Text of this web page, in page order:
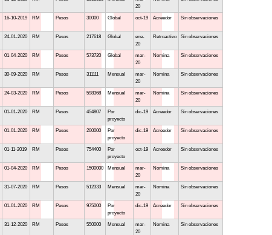
20
16-10-2019 RM Pesos 30000 Global oct-19 Acreedor Sin observaciones
24-01-2020 RM Pesos 217618 Global
ene-
20
Retroactivo Sin observaciones
01-04-2020 RM Pesos 573720 Global
mar-
20
Nomina Sin observaciones
30-09-2020 RM Pesos 311111 Mensual
mar-
20
Nomina Sin observaciones
24-03-2020 RM Pesos 598368 Mensual
mar-
20
Nomina Sin observaciones
01-01-2020 RM Pesos 454807
Por
proyecto
dic-19 Acreedor Sin observaciones
01-01-2020 RM Pesos 200000
Por
proyecto
dic-19 Acreedor Sin observaciones
01-11-2019 RM Pesos 754400
Por
proyecto
oct-19 Acreedor Sin observaciones
01-04-2020 RM Pesos 1500000 Mensual
mar-
20
Nomina Sin observaciones
31-07-2020 RM Pesos 512333 Mensual
mar-
20
Nomina Sin observaciones
01-01-2020 RM Pesos 975000
Por
proyecto
dic-19 Acreedor Sin observaciones
31-12-2020 RM Pesos 550000 Mensual
mar-
20
Nomina Sin observaciones